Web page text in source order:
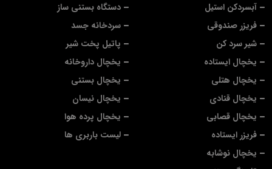
دستگاه بستنی ساز
سردخانه جسد
پاتیل پخت شیر
یخچال داروخانه
یخچال بستنی
یخچال نیسان
یخچال پرده هوا
لیست باربری ها
آبسردکن استیل
فریزر صندوقی
شیر سرد کن
یخچال ایستاده
یخچال هتلی
یخچال قنادی
یخچال قصابی
فریزر ایستاده
یخچال نوشابه